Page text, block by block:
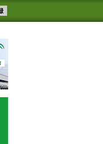
メール配信を登録す